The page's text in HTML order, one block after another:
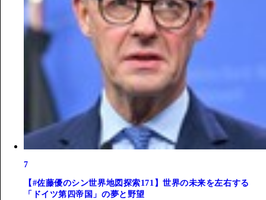
7
【#佐藤優のシン世界地図探索171】世界の未来を左右する
「ドイツ第四帝国」の夢と野望